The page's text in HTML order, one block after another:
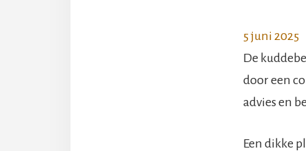
5 juni 2025
De
door een
advies en
Een dikke